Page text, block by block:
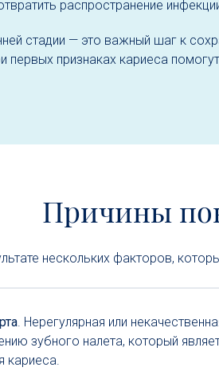
распространение
стадии — это важный шаг к
первых признаках кариеса
Причины
нескольких факторов,
. Нерегулярная или
зубного налета, который
кариеса.